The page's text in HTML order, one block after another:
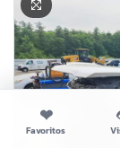
❤
Favoritos